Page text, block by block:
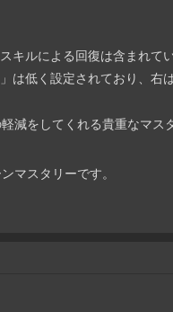
キルによる回復は含まれて
は低く設定されており、右
減をしてくれる貴重なマス
マスタリーです。